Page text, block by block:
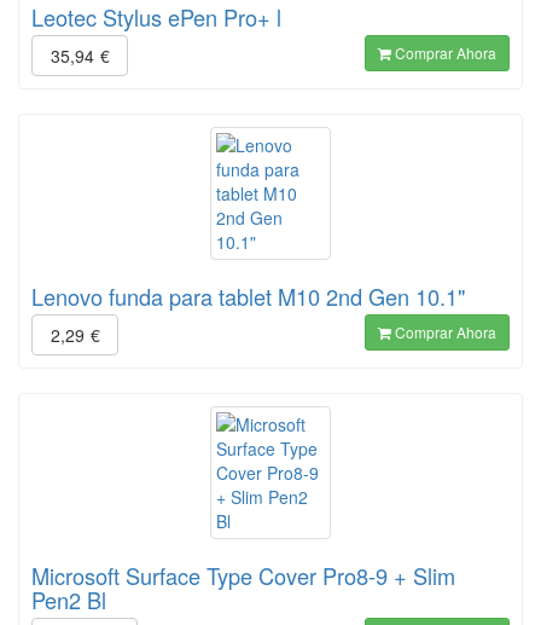
Leotec Stylus ePen Pro+ l
35,94 € Comprar Ahora
Lenovo funda para tablet M10 2nd Gen 10.1"
2,29 € Comprar Ahora
Microsoft Surface Type Cover Pro8-9 + Slim
Pen2 Bl